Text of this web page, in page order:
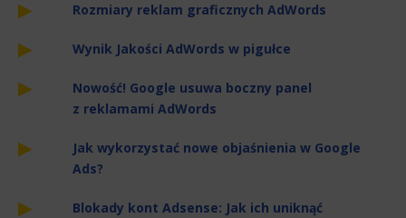
Rozmiary reklam graficznych AdWords
Wynik Jakości AdWords w pigułce
Nowość! Google usuwa boczny panel
z reklamami AdWords
Jak wykorzystać nowe objaśnienia w Google
Ads?
Blokady kont Adsense: Jak ich uniknąć